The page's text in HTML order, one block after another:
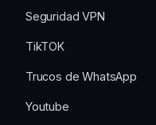
Seguridad VPN
TikTOK
Trucos de WhatsApp
Youtube